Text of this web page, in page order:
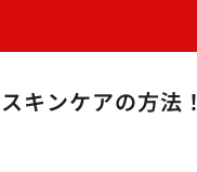
キンケアの方法！